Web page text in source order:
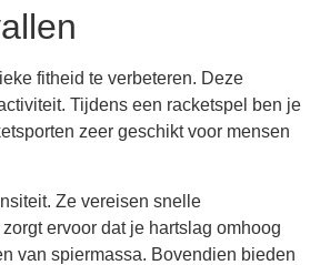
fitheid te verbeteren. Deze
Tijdens een racketspel ben je
zeer geschikt voor mensen
Ze vereisen snelle
ervoor dat je hartslag omhoog
van spiermassa. Bovendien bieden